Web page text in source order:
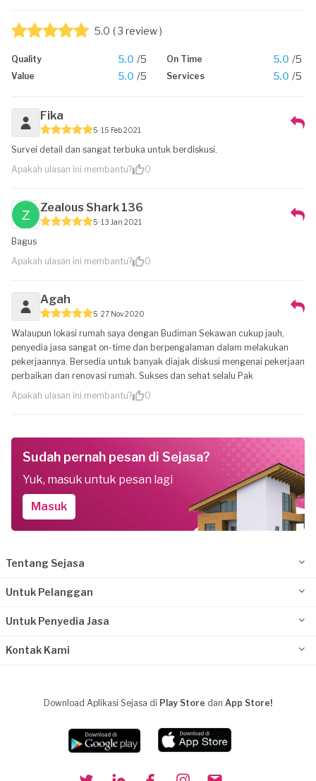
5.0 ( 3 review )
Quality 5.0 /5 On Time 5.0 /5
Value 5.0 /5 Services 5.0 /5
Fika
5 15 Feb 2021
Survei detail dan sangat terbuka untuk berdiskusi.
Apakah ulasan ini membantu?
0
Zealous Shark 136
5 13 Jan 2021
Bagus
Apakah ulasan ini membantu?
0
Agah
5 27 Nov 2020
Walaupun lokasi rumah saya dengan Budiman Sekawan cukup jauh,
penyedia jasa sangat on-time dan berpengalaman dalam melakukan
pekerjaannya. Bersedia untuk banyak diajak diskusi mengenai pekerjaan
perbaikan dan renovasi rumah. Sukses dan sehat selalu Pak
Apakah ulasan ini membantu?
0
Sudah pernah pesan di Sejasa?
Yuk, masuk untuk pesan lagi
Masuk
Tentang Sejasa
Untuk Pelanggan
Untuk Penyedia Jasa
Kontak Kami
Download Aplikasi Sejasa di Play Store dan App Store!